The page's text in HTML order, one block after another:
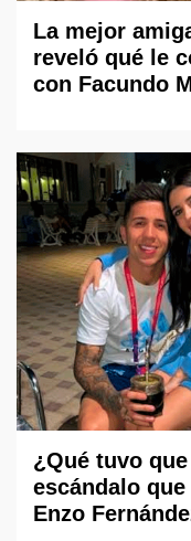
La mejor
reveló qué le
con Facundo
¿Qué tuvo
escándalo
Enzo